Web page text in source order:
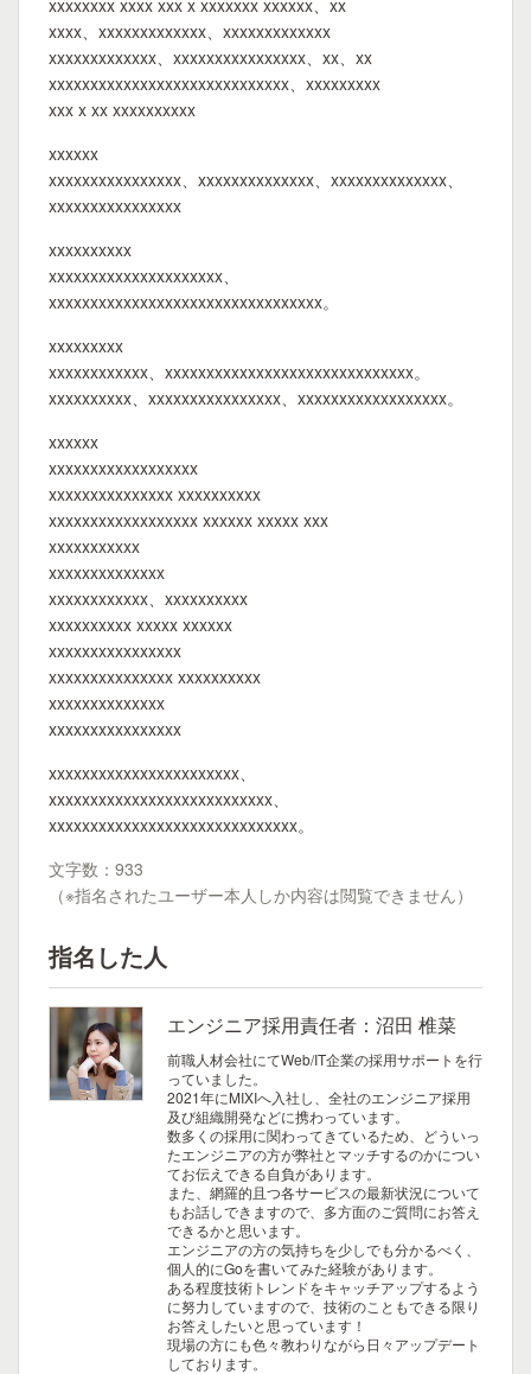
xxxxxxxx xxxx xxx x xxxxxxx xxxxxx、xx
xxxx、xxxxxxxxxxxxx、xxxxxxxxxxxxx
xxxxxxxxxxxxx、xxxxxxxxxxxxxxxx、xx、xx
xxxxxxxxxxxxxxxxxxxxxxxxxxxxx、xxxxxxxxx
xxx x xx xxxxxxxxxx
xxxxxx
xxxxxxxxxxxxxxxx、xxxxxxxxxxxxxx、xxxxxxxxxxxxxx、
xxxxxxxxxxxxxxxx
xxxxxxxxxx
xxxxxxxxxxxxxxxxxxxxx、
xxxxxxxxxxxxxxxxxxxxxxxxxxxxxxxxx。
xxxxxxxxx
xxxxxxxxxxxx、xxxxxxxxxxxxxxxxxxxxxxxxxxxxxx。
xxxxxxxxxx、xxxxxxxxxxxxxxxx、xxxxxxxxxxxxxxxxxx。
xxxxxx
xxxxxxxxxxxxxxxxxx
xxxxxxxxxxxxxxx xxxxxxxxxx
xxxxxxxxxxxxxxxxxx xxxxxx xxxxx xxx
xxxxxxxxxxx
xxxxxxxxxxxxxx
xxxxxxxxxxxx、xxxxxxxxxx
xxxxxxxxxx xxxxx xxxxxx
xxxxxxxxxxxxxxxx
xxxxxxxxxxxxxxx xxxxxxxxxx
xxxxxxxxxxxxxx
xxxxxxxxxxxxxxxx
xxxxxxxxxxxxxxxxxxxxxxx、
xxxxxxxxxxxxxxxxxxxxxxxxxxx、
xxxxxxxxxxxxxxxxxxxxxxxxxxxxxx。
文字数：933
（※指名されたユーザー本人しか内容は閲覧できません）
指名した人
エンジニア採用責任者：沼田 椎菜
前職人材会社にてWeb/IT企業の採用サポートを行
っていました。
2021年にMIXIへ入社し、全社のエンジニア採用
及び組織開発などに携わっています。
数多くの採用に関わってきているため、どういっ
たエンジニアの方が弊社とマッチするのかについ
てお伝えできる自負があります。
また、網羅的且つ各サービスの最新状況について
もお話しできますので、多方面のご質問にお答え
できるかと思います。
エンジニアの方の気持ちを少しでも分かるべく、
個人的にGoを書いてみた経験があります。
ある程度技術トレンドをキャッチアップするよう
に努力していますので、技術のこともできる限り
お答えしたいと思っています！
現場の方にも色々教わりながら日々アップデート
しております。